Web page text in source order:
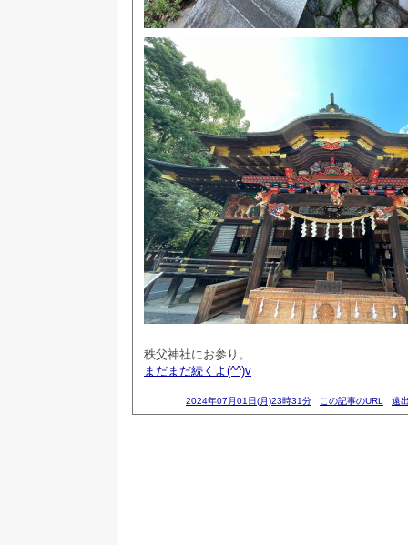
秩父神社にお参り。
まだまだ続くよ(^^)v
2024年07月01日(月)23時31分 この記事のURL 遠